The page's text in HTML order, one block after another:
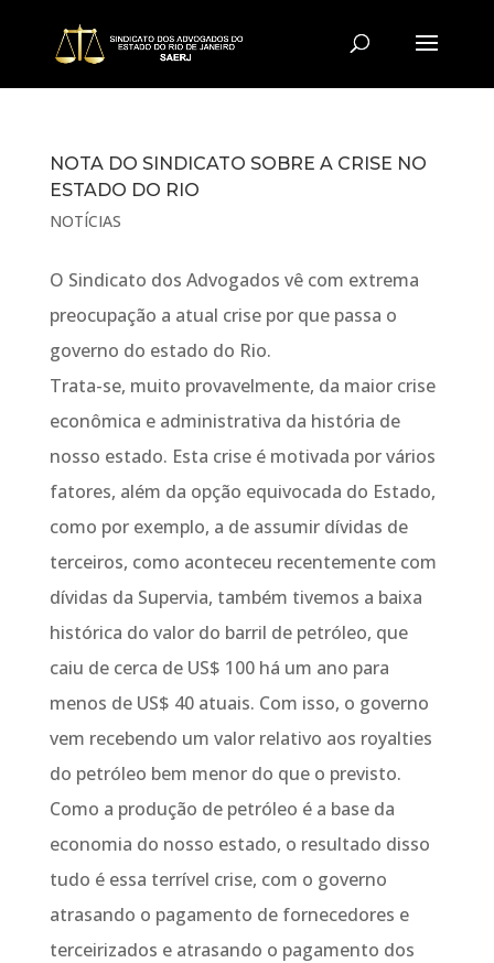
NOTA DO SINDICATO SOBRE A CRISE NO
ESTADO DO RIO
NOTÍCIAS
O Sindicato dos Advogados vê com extrema
preocupação a atual crise por que passa o
governo do estado do Rio.
Trata-se, muito provavelmente, da maior crise
econômica e administrativa da história de
nosso estado. Esta crise é motivada por vários
fatores, além da opção equivocada do Estado,
como por exemplo, a de assumir dívidas de
terceiros, como aconteceu recentemente com
dívidas da Supervia, também tivemos a baixa
histórica do valor do barril de petróleo, que
caiu de cerca de US$ 100 há um ano para
menos de US$ 40 atuais. Com isso, o governo
vem recebendo um valor relativo aos royalties
do petróleo bem menor do que o previsto.
Como a produção de petróleo é a base da
economia do nosso estado, o resultado disso
tudo é essa terrível crise, com o governo
atrasando o pagamento de fornecedores e
terceirizados e atrasando o pagamento dos